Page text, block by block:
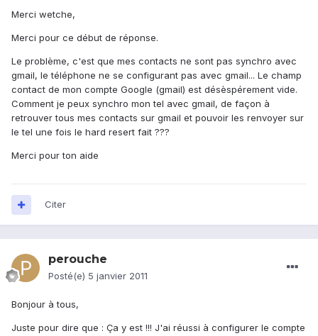
Merci wetche,
Merci pour ce début de réponse.
Le problème, c'est que mes contacts ne sont pas synchro avec
gmail, le téléphone ne se configurant pas avec gmail... Le champ
contact de mon compte Google (gmail) est désèspérement vide.
Comment je peux synchro mon tel avec gmail, de façon à
retrouver tous mes contacts sur gmail et pouvoir les renvoyer sur
le tel une fois le hard resert fait ???
Merci pour ton aide
Citer
perouche
Posté(e) 5 janvier 2011
Bonjour à tous,
Juste pour dire que : Ça y est !!! J'ai réussi à configurer le compte